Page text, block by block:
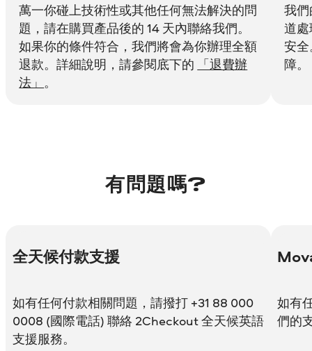
萬一你碰上技術性或其他任何無法解決的問
題，請在購買產品後的 14 天內聯絡我們。
如果你的條件符合，我們將會為你辦理全額
退款。詳細說明，請參閱底下的 「退費辦
法」 。
我
道
安
障。
有問題嗎?
全天候付款支援
如有任何付款相關問題，請撥打 +31 88 000
0008 (國際電話) 聯絡 2Checkout 全天候英語
支援服務。
如有
們的